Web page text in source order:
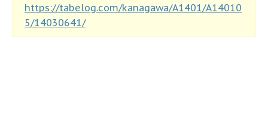
https://tabelog.com/kanagawa/A1401/A14010
5/14030641/